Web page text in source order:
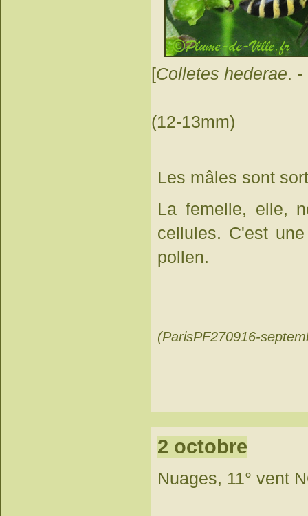
[Colletes hederae. -
(12-13mm)
Les mâles sont
La femelle, elle,
cellules. C'est
pollen.
(ParisPF270916-
2 octobre
Nuages, 11° vent